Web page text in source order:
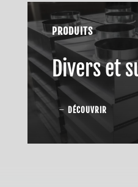
PRODUITS
Divers et
DÉCOUVRIR